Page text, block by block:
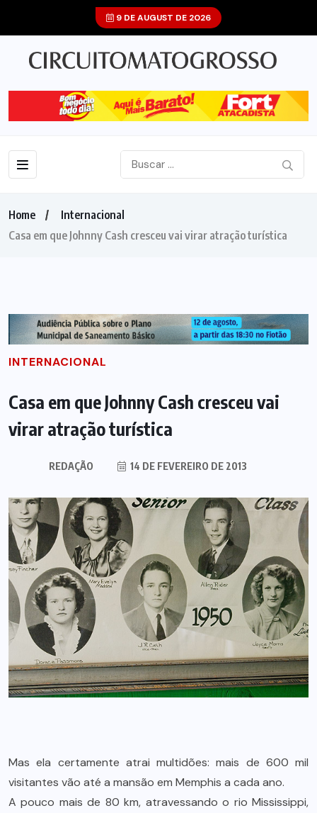
9 DE AUGUST DE 2026
Home
Internacional
Casa em que Johnny Cash cresceu vai virar atração turística
INTERNACIONAL
Casa em que Johnny Cash cresceu vai
virar atração turística
REDAÇÃO 14 DE FEVEREIRO DE 2013
Mas ela certamente atrai multidões: mais de 600 mil
visitantes vão até a mansão em Memphis a cada ano.
A pouco mais de 80 km, atravessando o rio Mississippi,